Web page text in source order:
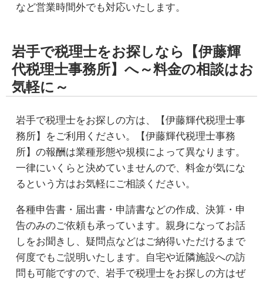
など営業時間外でも対応いたします。
岩手で税理士をお探しなら【伊藤輝
代税理士事務所】へ～料金の相談はお
気軽に～
岩手で税理士をお探しの方は、【伊藤輝代税理士事
務所】をご利用ください。【伊藤輝代税理士事務
所】の報酬は業種形態や規模によって異なります。
一律にいくらと決めていませんので、 料金が気にな
るという方はお気軽にご相談ください。
各種申告書・届出書・申請書などの作成、決算・申
告のみのご依頼も承っています。親身になってお話
しをお聞きし、疑問点などはご納得いただけるまで
何度でもご説明いたします。自宅や近隣施設への訪
問も可能ですので、岩手で税理士をお探しの方はぜ